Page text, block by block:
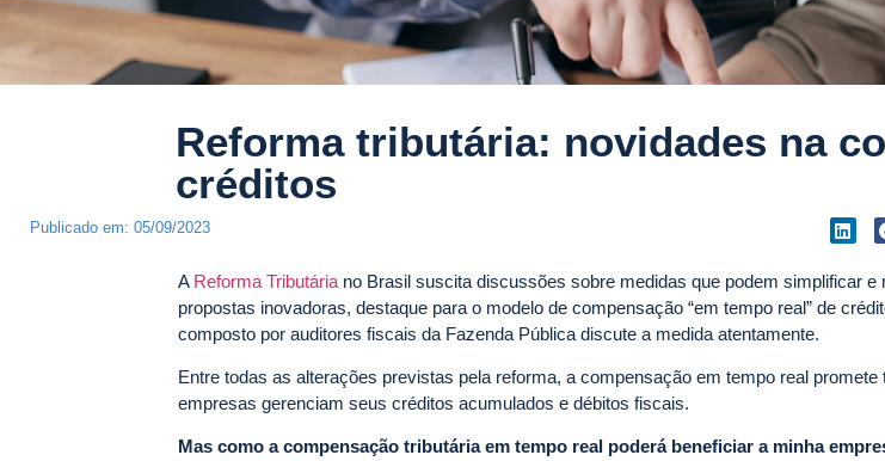
Reforma tributária: novidades na
créditos
Publicado em: 05/09/2023
A Reforma Tributária no Brasil suscita discussões sobre medidas que podem simplificar
propostas inovadoras, destaque para o modelo de compensação “em tempo real” de
composto por auditores fiscais da Fazenda Pública discute a medida atentamente.
Entre todas as alterações previstas pela reforma, a compensação em tempo real
empresas gerenciam seus créditos acumulados e débitos fiscais.
Mas como a compensação tributária em tempo real poderá beneficiar a minha